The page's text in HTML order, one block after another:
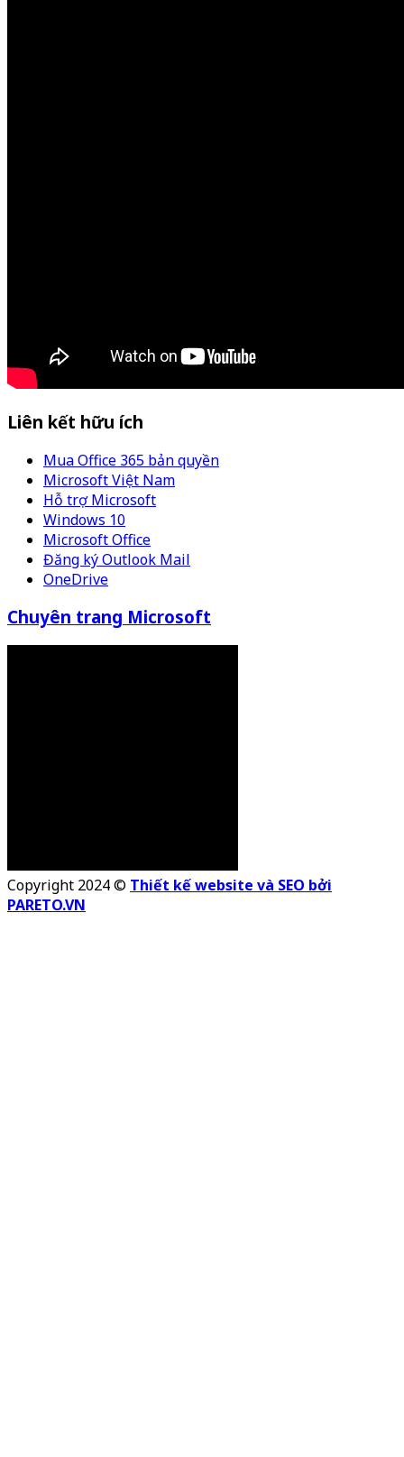
Liên kết hữu ích
Mua Office 365 bản quyền
Microsoft Việt Nam
Hỗ trợ Microsoft
Windows 10
Microsoft Office
Đăng ký Outlook Mail
OneDrive
Chuyên trang Microsoft
Copyright 2024 © Thiết kế website và SEO bởi
PARETO.VN